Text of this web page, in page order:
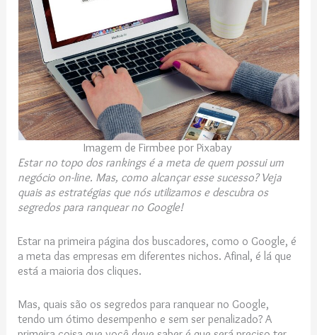
Imagem de Firmbee por Pixabay
Estar no topo dos rankings é a meta de quem possui um
negócio on-line. Mas, como alcançar esse sucesso? Veja
quais as estratégias que nós utilizamos e descubra os
segredos para ranquear no Google!
Estar na primeira página dos buscadores, como o Google, é
a meta das empresas em diferentes nichos. Afinal, é lá que
está a maioria dos cliques.
Mas, quais são os segredos para ranquear no Google,
tendo um ótimo desempenho e sem ser penalizado? A